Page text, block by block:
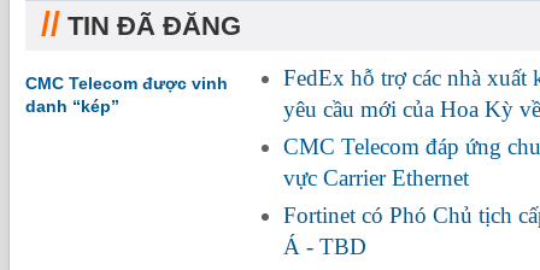
// TIN ĐÃ ĐĂNG
CMC Telecom được vinh
danh “kép”
FedEx hỗ trợ các nhà xuất
yêu cầu mới của Hoa Kỳ
CMC Telecom đáp ứng
vực Carrier Ethernet
Fortinet có Phó Chủ tịch
Á - TBD